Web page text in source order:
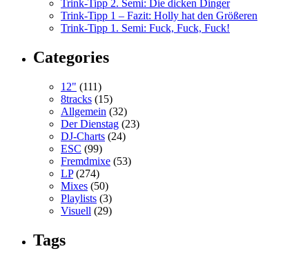
Trink-Tipp 2. Semi: Die dicken Dinger
Trink-Tipp 1 – Fazit: Holly hat den Größeren
Trink-Tipp 1. Semi: Fuck, Fuck, Fuck!
Categories
12" (111)
8tracks (15)
Allgemein (32)
Der Dienstag (23)
DJ-Charts (24)
ESC (99)
Fremdmixe (53)
LP(274)
Mixes (50)
Playlists (3)
Visuell (29)
Tags